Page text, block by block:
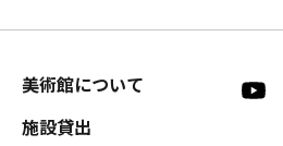
美術館について
施設貸出